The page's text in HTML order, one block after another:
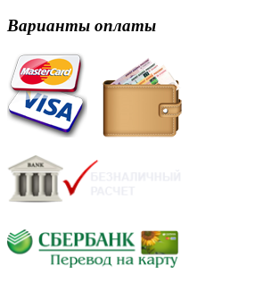
Варианты оплаты